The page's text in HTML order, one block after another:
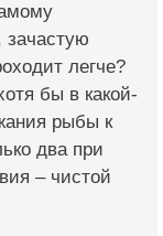
зачастую
легче?
бы в какой-
рыбы к
два при
– чистой